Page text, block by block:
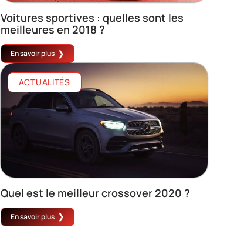
Voitures sportives : quelles sont les
meilleures en 2018 ?
En savoir plus
ACTUALITÉS
Quel est le meilleur crossover 2020 ?
En savoir plus